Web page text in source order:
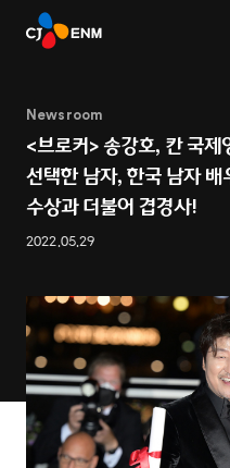
Newsroom
<브로커> 송강호, 칸 국제
선택한 남자, 한국 남자
수상과 더불어 겹경사!
2022.05.29